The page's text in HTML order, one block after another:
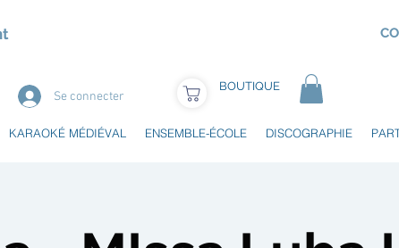
Se connecter
BOUTIQUE
KARAOKÉ MÉDIÉVAL ENSEMBLE-ÉCOLE DISCOGRAPHIE